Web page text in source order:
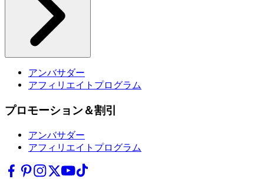
アンバサダー
アフィリエイトプログラム
プロモーション＆割引
アンバサダー
アフィリエイトプログラム